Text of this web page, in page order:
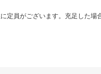
定員がございます。充足した